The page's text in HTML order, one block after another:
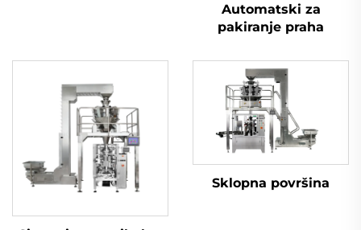
Automatski za
pakiranje praha
Sklopna površina